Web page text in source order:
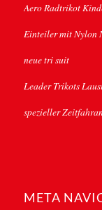
Aero Radtrikot
Einteiler mit Nylon
neue tri suit
Leader Trikots
spezieller
META